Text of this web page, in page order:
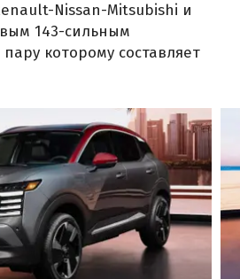
Nissan-Mitsubishi и
143-сильным
которому составляет